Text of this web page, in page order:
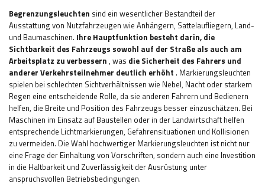
Begrenzungsleuchten sind ein wesentlicher Bestandteil der
Ausstattung von Nutzfahrzeugen wie Anhängern, Sattelaufliegern, Land-
und Baumaschinen. Ihre Hauptfunktion besteht darin, die
Sichtbarkeit des Fahrzeugs sowohl auf der Straße als auch am
Arbeitsplatz zu verbessern , was die Sicherheit des Fahrers und
anderer Verkehrsteilnehmer deutlich erhöht . Markierungsleuchten
spielen bei schlechten Sichtverhältnissen wie Nebel, Nacht oder starkem
Regen eine entscheidende Rolle, da sie anderen Fahrern und Bedienern
helfen, die Breite und Position des Fahrzeugs besser einzuschätzen. Bei
Maschinen im Einsatz auf Baustellen oder in der Landwirtschaft helfen
entsprechende Lichtmarkierungen, Gefahrensituationen und Kollisionen
zu vermeiden. Die Wahl hochwertiger Markierungsleuchten ist nicht nur
eine Frage der Einhaltung von Vorschriften, sondern auch eine Investition
in die Haltbarkeit und Zuverlässigkeit der Ausrüstung unter
anspruchsvollen Betriebsbedingungen.